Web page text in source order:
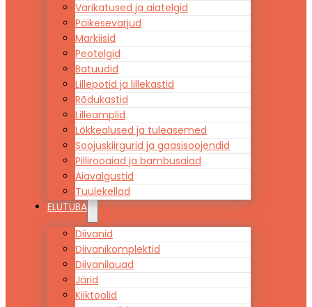
Varikatused ja aiatelgid
Päikesevarjud
Markiisid
Peotelgid
Batuudid
Lillepotid ja lillekastid
Rõdukastid
Lilleamplid
Lõkkealused ja tuleasemed
Soojuskiirgurid ja gaasisoojendid
Pillirooaiad ja bambusaiad
Aiavalgustid
Tuulekellad
ELUTUBA
Diivanid
Diivanikomplektid
Diivanilauad
Järid
Kiiktoolid